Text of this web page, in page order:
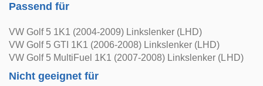
Passend für
VW Golf 5 1K1 (2004-2009) Linkslenker (LHD)
VW Golf 5 GTI 1K1 (2006-2008) Linkslenker (LHD)
VW Golf 5 MultiFuel 1K1 (2007-2008) Linkslenker (LHD)
Nicht geeignet für